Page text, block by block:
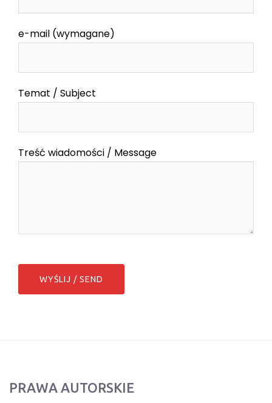
e-mail (wymagane)
Temat / Subject
Treść wiadomości / Message
PRAWA AUTORSKIE